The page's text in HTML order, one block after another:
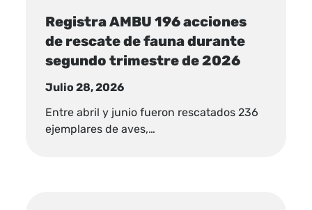
Registra AMBU 196 acciones
de rescate de fauna durante
segundo trimestre de 2026
Julio 28, 2026
Entre abril y junio fueron rescatados 236
ejemplares de aves,…